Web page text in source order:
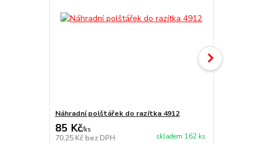
Náhradní polštářek do razítka 4912
85 Kč/ks
70,25 Kč bez DPH skladem 162 ks